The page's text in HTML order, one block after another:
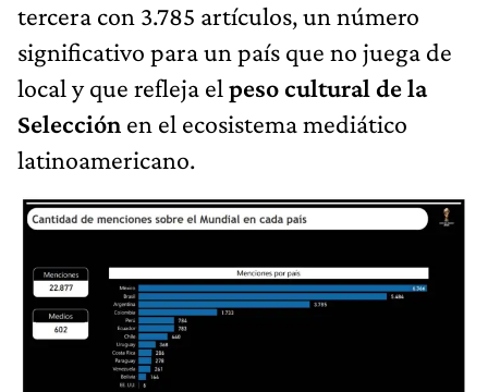
tercera con 3.785 artículos, un número
significativo para un país que no juega de
local y que refleja el peso cultural de la
Selección en el ecosistema mediático
latinoamericano.